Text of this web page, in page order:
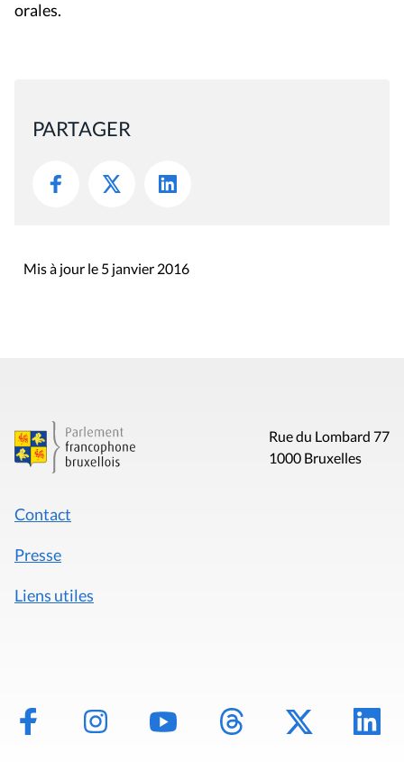
orales.
PARTAGER
Mis à jour le 5 janvier 2016
Rue du Lombard 77
1000 Bruxelles
Contact
Presse
Liens utiles